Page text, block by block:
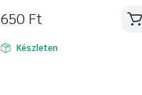
650 Ft
Készleten